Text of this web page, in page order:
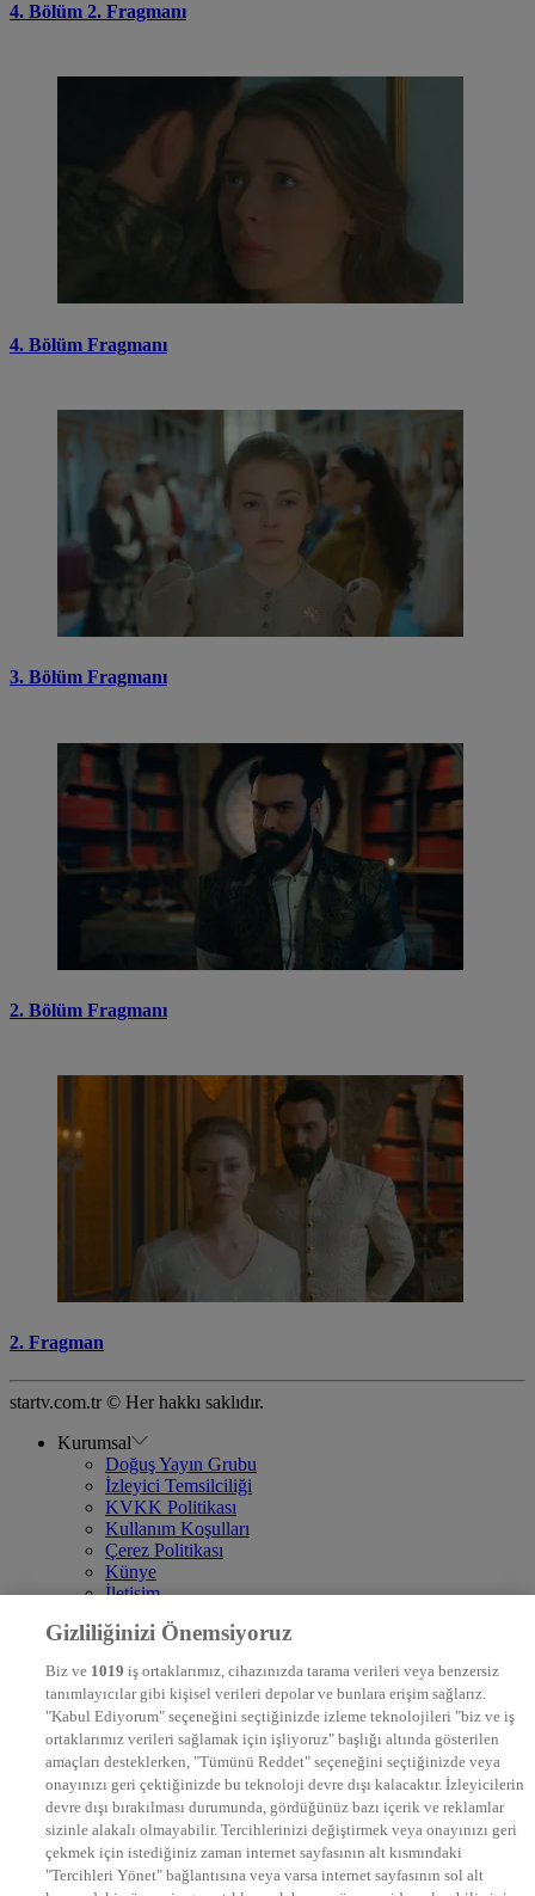
4. Bölüm 2. Fragmanı
4. Bölüm Fragmanı
3. Bölüm Fragmanı
2. Bölüm Fragmanı
2. Fragman
startv.com.tr © Her hakkı saklıdır.
Kurumsal
Doğuş Yayın Grubu
İzleyici Temsilciliği
KVKK Politikası
Kullanım Koşulları
Çerez Politikası
Künye
İletişim
DYG Televizyonlar
STAR
EURO STAR
KRAL POP TV
DYG Radyolar
NTV RADYO
KRAL FM
KRAL POP
EKSEN
VOYAGE
DYG Dijital
Gizliliğinizi Önemsiyoruz
Biz ve 1019 iş ortaklarımız, cihazınızda tarama verileri veya benzersiz
tanımlayıcılar gibi kişisel verileri depolar ve bunlara erişim sağlarız.
"Kabul Ediyorum" seçeneğini seçtiğinizde izleme teknolojileri "biz ve iş
ortaklarımız verileri sağlamak için işliyoruz" başlığı altında gösterilen
amaçları desteklerken, "Tümünü Reddet" seçeneğini seçtiğinizde veya
onayınızı geri çektiğinizde bu teknoloji devre dışı kalacaktır. İzleyicilerin
devre dışı bırakılması durumunda, gördüğünüz bazı içerik ve reklamlar
sizinle alakalı olmayabilir. Tercihlerinizi değiştirmek veya onayınızı geri
çekmek için istediğiniz zaman internet sayfasının alt kısmındaki
"Tercihleri Yönet" bağlantısına veya varsa internet sayfasının sol alt